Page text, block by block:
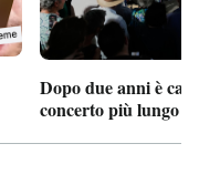
Dopo due anni è
concerto più lungo